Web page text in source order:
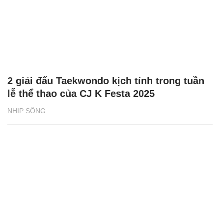
NHỊP SỐNG
2 giải đấu Taekwondo kịch tính trong tuần
lễ thể thao của CJ K Festa 2025